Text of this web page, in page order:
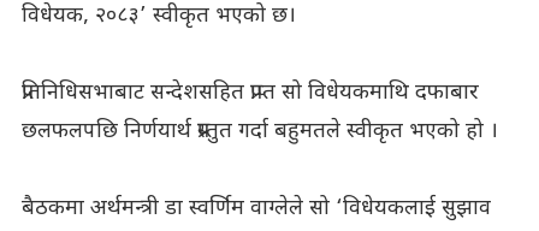
विधेयक, २०८३’ स्वीकृत भएको छ।
प्रतिनिधिसभाबाट सन्देशसहित प्राप्त सो विधेयकमाथि दफाबार
छलफलपछि निर्णयार्थ प्रस्तुत गर्दा बहुमतले स्वीकृत भएको हो ।
बैठकमा अर्थमन्त्री डा स्वर्णिम वाग्लेले सो ‘विधेयकलाई सुझाव